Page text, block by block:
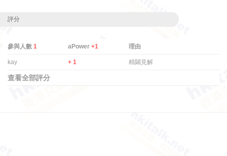
評分
參與人數 1 aPower+1 理由
kay + 1 精闢見解
查看全部評分